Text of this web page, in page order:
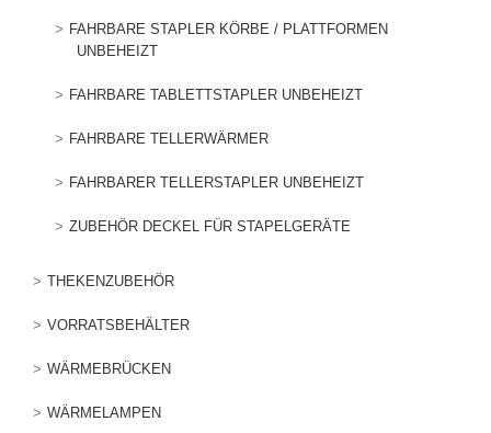
FAHRBARE STAPLER KÖRBE / PLATTFORMEN
UNBEHEIZT
FAHRBARE TABLETTSTAPLER UNBEHEIZT
FAHRBARE TELLERWÄRMER
FAHRBARER TELLERSTAPLER UNBEHEIZT
ZUBEHÖR DECKEL FÜR STAPELGERÄTE
THEKENZUBEHÖR
VORRATSBEHÄLTER
WÄRMEBRÜCKEN
WÄRMELAMPEN